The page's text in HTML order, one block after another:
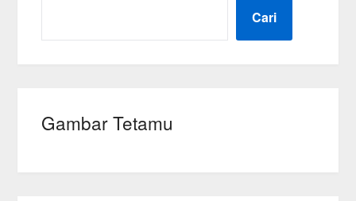
Cari
Gambar Tetamu